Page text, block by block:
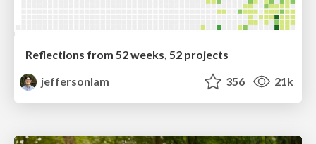
Reflections from 52 weeks, 52 projects
jeffersonlam
356 21k